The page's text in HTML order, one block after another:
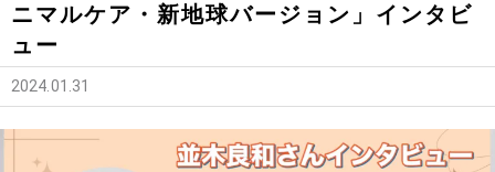
ニマルケア・新地球バージョン」インタビ
ュー
2024.01.31